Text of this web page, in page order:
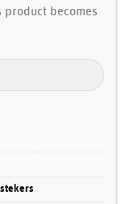
product becomes